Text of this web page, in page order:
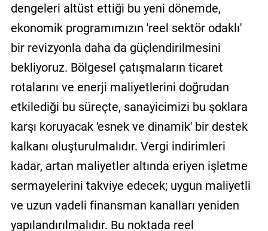
dengeleri altüst ettiği bu yeni dönemde,
ekonomik programımızın 'reel sektör odaklı'
bir revizyonla daha da güçlendirilmesini
bekliyoruz. Bölgesel çatışmaların ticaret
rotalarını ve enerji maliyetlerini doğrudan
etkilediği bu süreçte, sanayicimizi bu şoklara
karşı koruyacak 'esnek ve dinamik' bir destek
kalkanı oluşturulmalıdır. Vergi indirimleri
kadar, artan maliyetler altında eriyen işletme
sermayelerini takviye edecek; uygun maliyetli
ve uzun vadeli finansman kanalları yeniden
yapılandırılmalıdır. Bu noktada reel